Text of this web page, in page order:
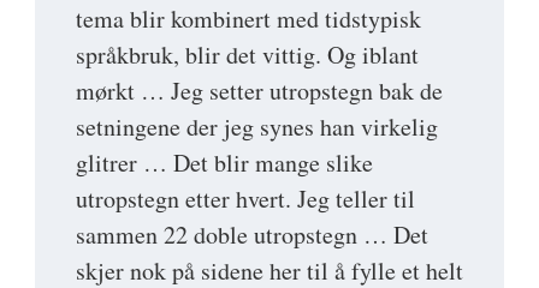
tema blir kombinert med tidstypisk
språkbruk, blir det vittig. Og iblant
mørkt … Jeg setter utropstegn bak de
setningene der jeg synes han virkelig
glitrer … Det blir mange slike
utropstegn etter hvert. Jeg teller til
sammen 22 doble utropstegn … Det
skjer nok på sidene her til å fylle et helt